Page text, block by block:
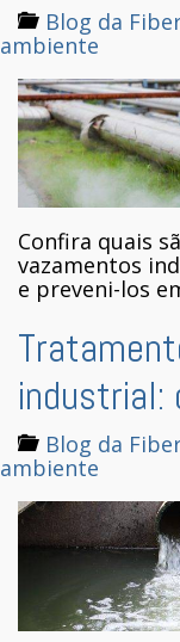
Blog da
ambiente
Confira quais
vazamentos
e preveni-los
industrial:
Blog da
ambiente